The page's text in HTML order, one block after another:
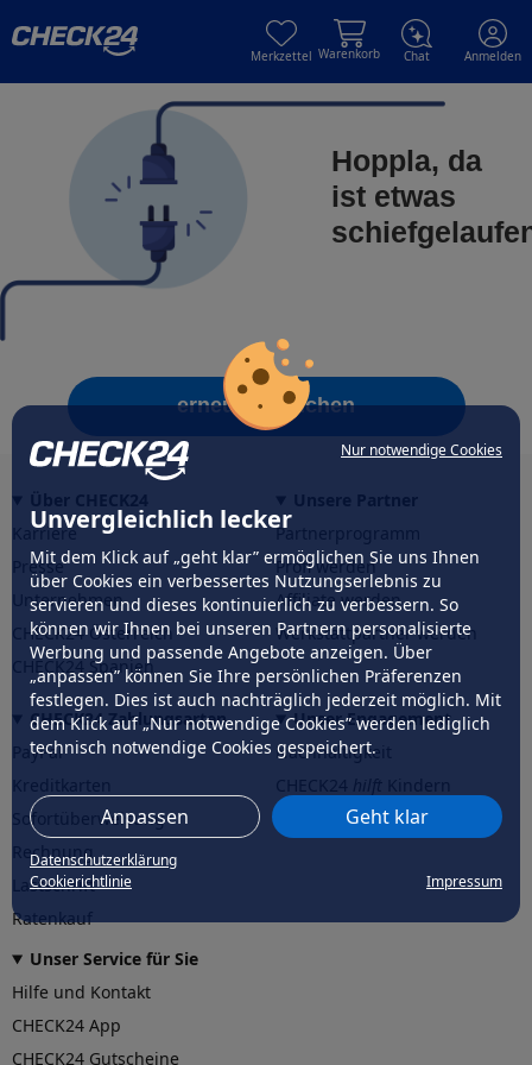
Nur notwendige Cookies
Unvergleichlich lecker
Mit dem Klick auf „geht klar” ermöglichen Sie uns Ihnen
über Cookies ein verbessertes Nutzungserlebnis zu
servieren und dieses kontinuierlich zu verbessern. So
können wir Ihnen bei unseren Partnern personalisierte
Werbung und passende Angebote anzeigen. Über
„anpassen” können Sie Ihre persönlichen Präferenzen
festlegen. Dies ist auch nachträglich jederzeit möglich. Mit
dem Klick auf „Nur notwendige Cookies” werden lediglich
technisch notwendige Cookies gespeichert.
Anpassen Geht klar
Datenschutzerklärung
Cookierichtlinie
Impressum
Merkzettel Warenkorb Chat Anmelden
Hoppla, da
ist etwas
erneut versuchen
Karriere
Presse
Unternehmen
CHECK24 Österreich
CHECK24 Spanien
Partnerprogramm
Profi werden
Affiliate werden
Werkstattpartner werden
CHECK24 Zahlungsarten
PayPal
Sofortüberweisung
Rechnung
Lastschrift
Ratenkauf
Unser Engagement
Nachhaltigkeit
CHECK24hilftder Natur
Unser Service für Sie
Hilfe und Kontakt
CHECK24 App
CHECK24 Gutscheine